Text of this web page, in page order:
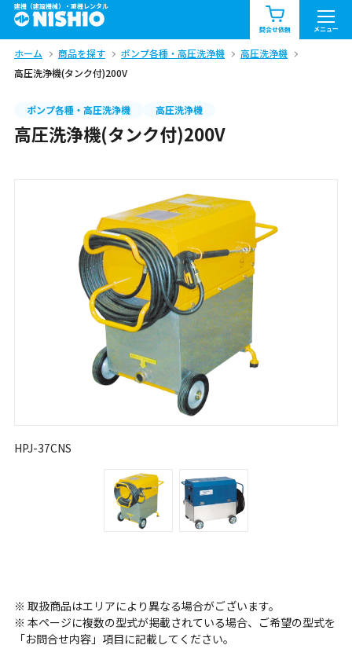
建機（建設機械）・重機レンタル
問合せ依頼 メニュー
商品一覧 お知らせ一覧
問合せ依頼リスト お問合せ
北海道 東北
九州・沖縄（外部）
ホーム 商品を探す ポンプ各種・高圧洗浄機
高圧洗浄機
高圧洗浄機(タンク付)200V
ポンプ各種・高圧洗浄機 高圧洗浄機
高圧洗浄機(タンク付)200V
HPJ-37CNS
※ 取扱商品はエリアにより異なる場合がございます。
※ 本ページに複数の型式が掲載されている場合、ご希望の型式を
「お問合せ内容」項目に記載してください。